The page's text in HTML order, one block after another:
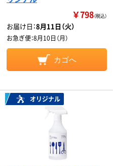
￥798（税込）
お届け日：8月11日（火）
お急ぎ便：8月10日（月）
カゴへ
オリジナル